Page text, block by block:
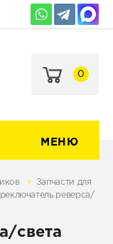
0
МЕНЮ
Запчасти для
реверса/
света